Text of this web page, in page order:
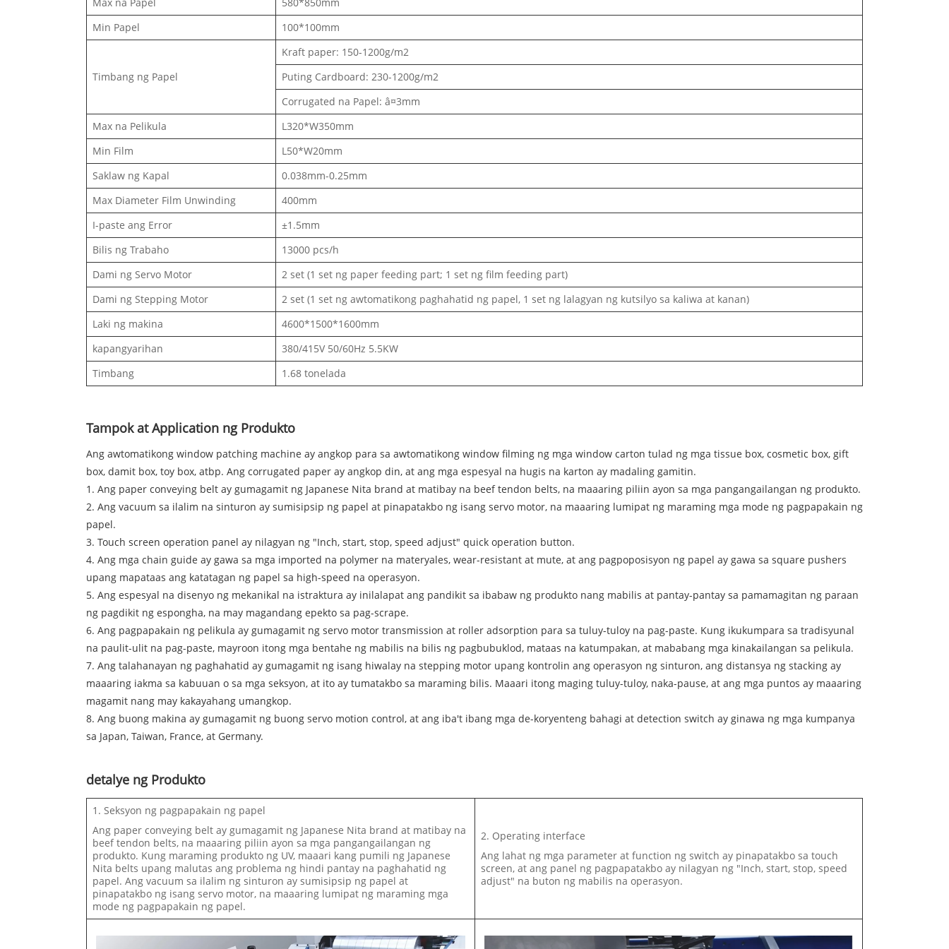
Min Papel
100*100mm
Timbang ng Papel
Kraft paper: 150-1200g/m2
Puting Cardboard: 230-1200g/m2
Corrugated na Papel: â¤3mm
Max na Pelikula
L320*W350mm
Min Film
L50*W20mm
Saklaw ng Kapal
0.038mm-0.25mm
Max Diameter Film Unwinding
400mm
I-paste ang Error
±1.5mm
Bilis ng Trabaho
13000 pcs/h
Dami ng Servo Motor
2 set (1 set ng paper feeding part; 1 set ng film feeding part)
Dami ng Stepping Motor
2 set (1 set ng awtomatikong paghahatid ng papel, 1 set ng lalagyan ng kutsilyo sa kaliwa at kanan)
Laki ng makina
4600*1500*1600mm
kapangyarihan
380/415V 50/60Hz 5.5KW
Timbang
1.68 tonelada
Tampok at Application ng Produkto
Ang awtomatikong window patching machine ay angkop para sa awtomatikong window filming ng mga window carton tulad ng mga tissue box, cosmetic box, gift
box, damit box, toy box, atbp. Ang corrugated paper ay angkop din, at ang mga espesyal na hugis na karton ay madaling gamitin.
1. Ang paper conveying belt ay gumagamit ng Japanese Nita brand at matibay na beef tendon belts, na maaaring piliin ayon sa mga pangangailangan ng produkto.
2. Ang vacuum sa ilalim na sinturon ay sumisipsip ng papel at pinapatakbo ng isang servo motor, na maaaring lumipat ng maraming mga mode ng pagpapakain ng
papel.
3. Touch screen operation panel ay nilagyan ng "Inch, start, stop, speed adjust" quick operation button.
4. Ang mga chain guide ay gawa sa mga imported na polymer na materyales, wear-resistant at mute, at ang pagpoposisyon ng papel ay gawa sa square pushers
upang mapataas ang katatagan ng papel sa high-speed na operasyon.
5. Ang espesyal na disenyo ng mekanikal na istraktura ay inilalapat ang pandikit sa ibabaw ng produkto nang mabilis at pantay-pantay sa pamamagitan ng paraan
ng pagdikit ng espongha, na may magandang epekto sa pag-scrape.
6. Ang pagpapakain ng pelikula ay gumagamit ng servo motor transmission at roller adsorption para sa tuluy-tuloy na pag-paste. Kung ikukumpara sa tradisyunal
na paulit-ulit na pag-paste, mayroon itong mga bentahe ng mabilis na bilis ng pagbubuklod, mataas na katumpakan, at mababang mga kinakailangan sa pelikula.
7. Ang talahanayan ng paghahatid ay gumagamit ng isang hiwalay na stepping motor upang kontrolin ang operasyon ng sinturon, ang distansya ng stacking ay
maaaring iakma sa kabuuan o sa mga seksyon, at ito ay tumatakbo sa maraming bilis. Maaari itong maging tuluy-tuloy, naka-pause, at ang mga puntos ay maaaring
magamit nang may kakayahang umangkop.
8. Ang buong makina ay gumagamit ng buong servo motion control, at ang iba't ibang mga de-koryenteng bahagi at detection switch ay ginawa ng mga kumpanya
sa Japan, Taiwan, France, at Germany.
detalye ng Produkto
1. Seksyon ng pagpapakain ng papel
Ang paper conveying belt ay gumagamit ng Japanese Nita brand at matibay na
beef tendon belts, na maaaring piliin ayon sa mga pangangailangan ng
produkto. Kung maraming produkto ng UV, maaari kang pumili ng Japanese
Nita belts upang malutas ang problema ng hindi pantay na paghahatid ng
papel. Ang vacuum sa ilalim ng sinturon ay sumisipsip ng papel at
pinapatakbo ng isang servo motor, na maaaring lumipat ng maraming mga
mode ng pagpapakain ng papel.
2. Operating interface
Ang lahat ng mga parameter at function ng switch ay pinapatakbo sa touch
screen, at ang panel ng pagpapatakbo ay nilagyan ng "Inch, start, stop, speed
adjust" na buton ng mabilis na operasyon.